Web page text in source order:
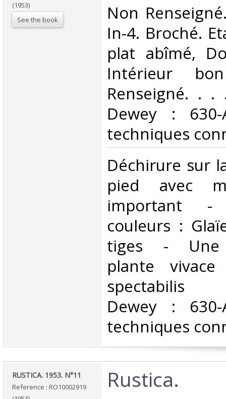
(1953)
See the book
‎Non
In-4. Broché.
plat abîmé,
Intérieur
Renseigné. . .
Dewey :
techniques
‎Déchirure sur
pied avec
important
couleurs :
tiges - Une
plante
spectabilis
Dewey :
techniques
‎RUSTICA. 1953. N°11‎
Reference : RO10002919
‎Rustica.‎